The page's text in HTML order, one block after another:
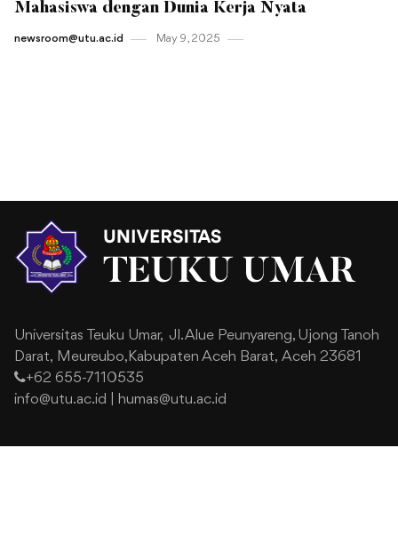
Mahasiswa dengan Dunia Kerja Nyata
newsroom@utu.ac.id May 9 , 2025
Universitas Teuku Umar, Jl. Alue Peunyareng, Ujong Tanoh
Darat, Meureubo,Kabupaten Aceh Barat, Aceh 23681
+62 655-7110535
info@utu.ac.id
humas@utu.ac.id